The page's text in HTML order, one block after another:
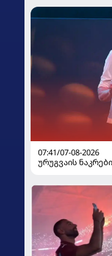
07:41/07-08-2026
ურუგვაის